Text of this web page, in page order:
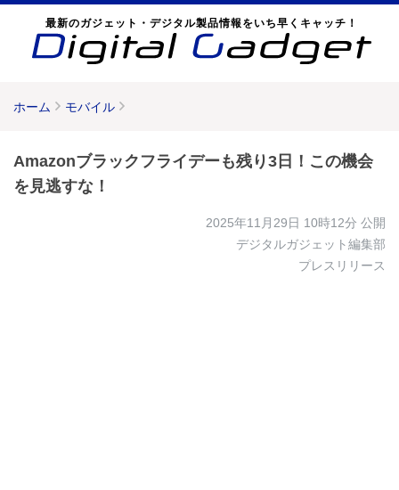
最新のガジェット・デジタル製品情報をいち早くキャッチ！
ホーム モバイル
Amazonブラックフライデーも残り3日！この機会
を見逃すな！
2025年11月29日 10時12分 公開
デジタルガジェット編集部
プレスリリース